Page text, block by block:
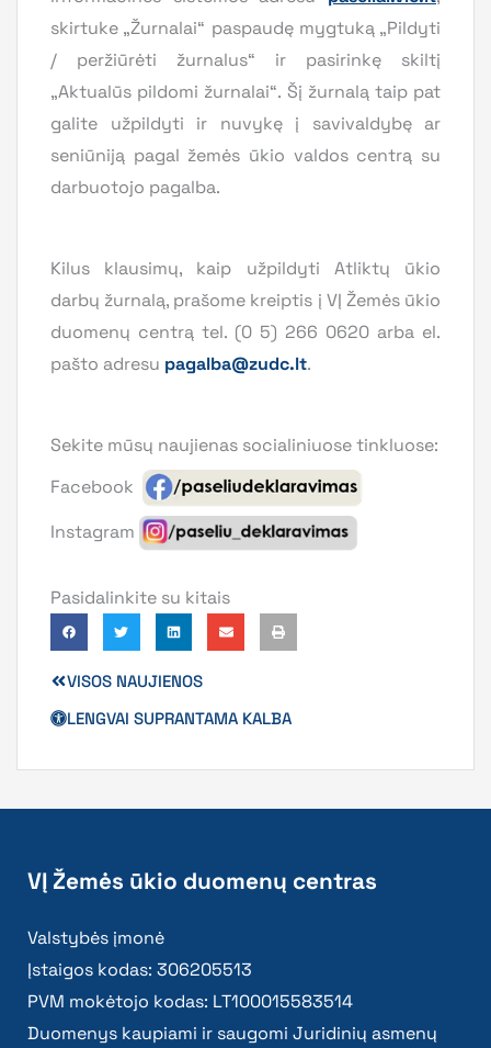
skirtuke „Žurnalai“ paspaudę mygtuką „Pildyti
/ peržiūrėti žurnalus“ ir pasirinkę skiltį
„Aktualūs pildomi žurnalai“. Šį žurnalą taip pat
galite užpildyti ir nuvykę į savivaldybę ar
seniūniją pagal žemės ūkio valdos centrą su
darbuotojo pagalba.
Kilus klausimų, kaip užpildyti Atliktų ūkio
darbų žurnalą, prašome kreiptis į VĮ Žemės ūkio
duomenų centrą tel. (0 5) 266 0620 arba el.
pašto adresu pagalba@zudc.lt.
Sekite mūsų naujienas socialiniuose tinkluose:
Facebook
Instagram
Pasidalinkite su kitais
VISOS NAUJIENOS
LENGVAI SUPRANTAMA KALBA
VĮ Žemės ūkio duomenų centras
Valstybės įmonė
Įstaigos kodas: 306205513
PVM mokėtojo kodas: LT100015583514
Duomenys kaupiami ir saugomi Juridinių asmenų